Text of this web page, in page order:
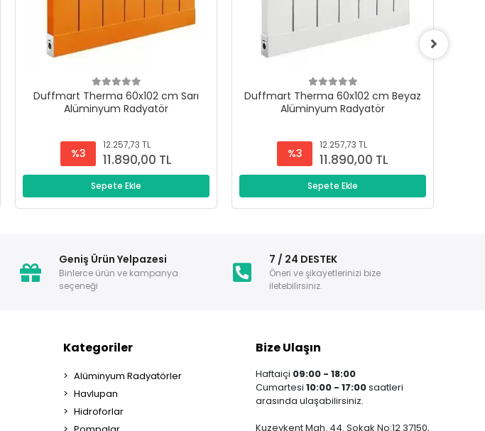
Duffmart Therma 60x102 cm Sarı
Alüminyum Radyatör
%3
12.257,73 TL
11.890,00 TL
Sepete Ekle
Duffmart Therma 60x102 cm Beyaz
Alüminyum Radyatör
%3
12.257,73 TL
11.890,00 TL
Sepete Ekle
Geniş Ürün Yelpazesi
Binlerce ürün ve kampanya
seçeneği
7 / 24 DESTEK
Öneri ve şikayetlerinizi bize
iletebilirsiniz.
Kategoriler
Alüminyum Radyatörler
Havlupan
Hidroforlar
Bize Ulaşın
Haftaiçi 09:00 - 18:00
Cumartesi 10:00 - 17:00saatleri
arasında ulaşabilirsiniz.
Kuzeykent Mah. 44. Sokak No:12 37150,